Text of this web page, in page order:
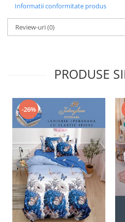
Informatii conformitate produs
Review-uri(0)
PRODUSE
-26%